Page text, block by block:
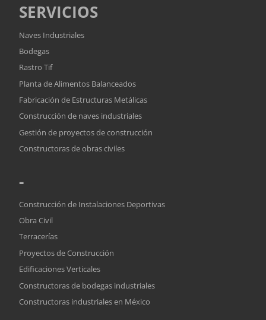
SERVICIOS
Naves Industriales
Bodegas
Rastro Tif
Planta de Alimentos Balanceados
Fabricación de Estructuras Metálicas
Construcción de naves industriales
Gestión de proyectos de construcción
Constructoras de obras civiles
-
Construcción de Instalaciones Deportivas
Obra Civil
Terracerías
Proyectos de Construcción
Edificaciones Verticales
Constructoras de bodegas industriales
Constructoras industriales en México